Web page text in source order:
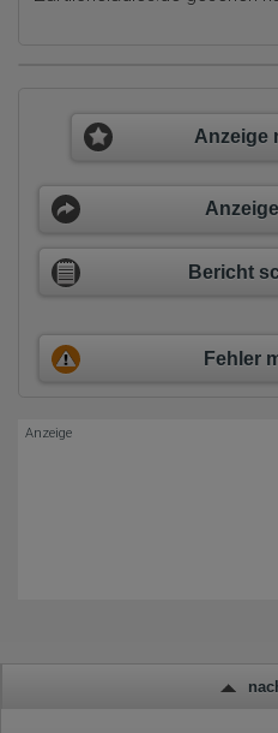
Daten anonym erhoben werden.
Erhobene Informationen zum
Betriebssystem
Gerät (PC, Tablet-PC oder
Auflösung des Computers
Besucherquelle (Facebook,
verweisende Webseite)
Welche Videos angeschaut?
Wurden Werbebanner
Wohin ging der Besucher?
Ort der Verarbeitung:
Hotjar Limited, Malta
Anzeige
Bericht
Fehler
Anzeige